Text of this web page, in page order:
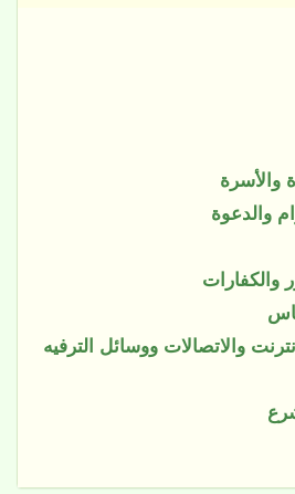
والأسرة
والدعوة
والكفارات
والاتصالات ووسائل الترفيه